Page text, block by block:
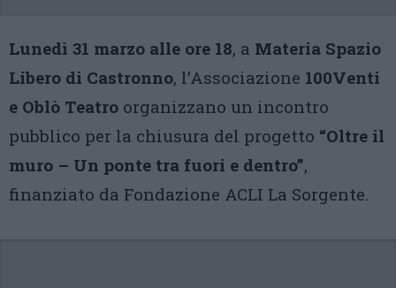
Lunedì 31 marzo alle ore 18, a Materia Spazio
Libero di Castronno, l’Associazione 100Venti
e Oblò Teatro organizzano un incontro
pubblico per la chiusura del progetto “Oltre il
muro – Un ponte tra fuori e dentro”,
finanziato da Fondazione ACLI La Sorgente.